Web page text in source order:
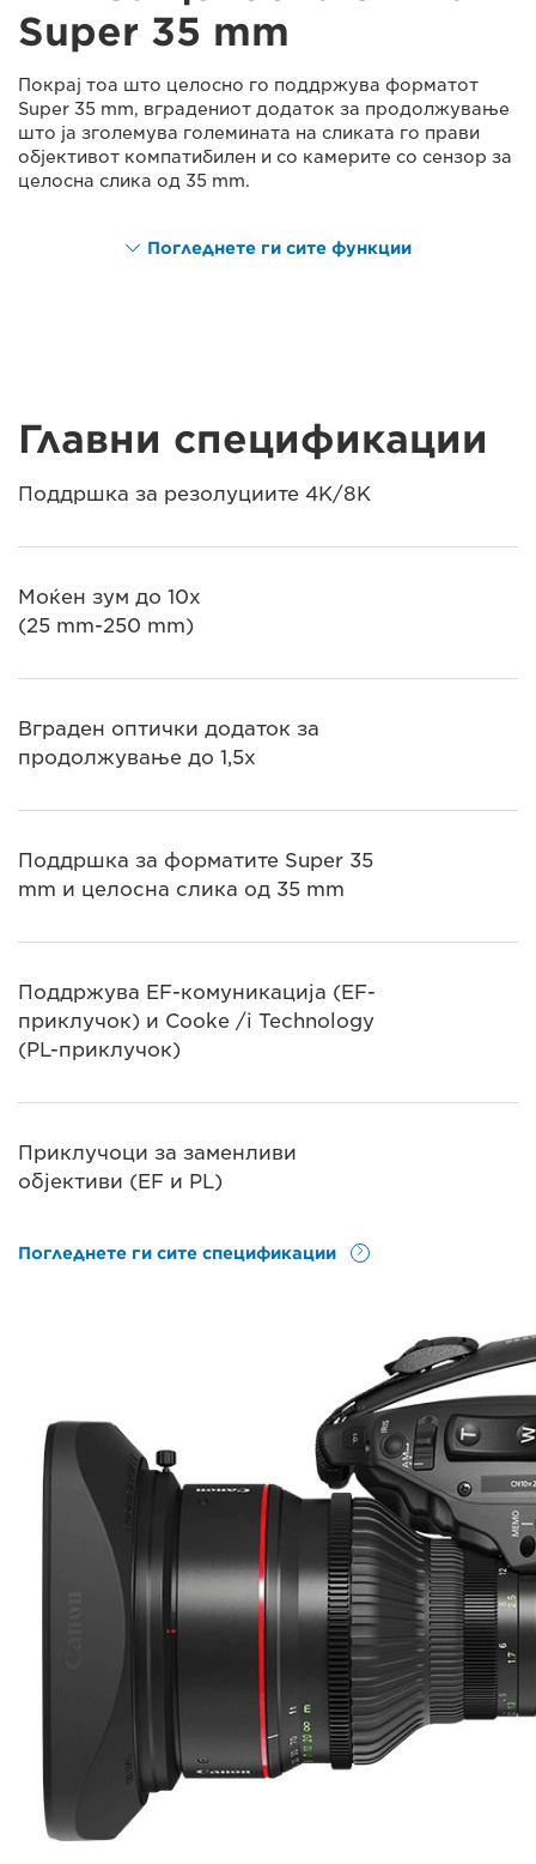
Super 35 mm
Покрај тоа што целосно го поддржува форматот
Super 35 mm, вградениот додаток за продолжување
што ја зголемува големината на сликата го прави
објективот компатибилен и со камерите со сензор за
целосна слика од 35 mm.
Погледнете ги сите функции
Главни спецификации
Поддршка за резолуциите 4K/8K
Моќен зум до 10x
(25 mm-250 mm)
Вграден оптички додаток за
продолжување до 1,5x
Поддршка за форматите Super 35
mm и целосна слика од 35 mm
Поддржува EF-комуникација (EF-
приклучок) и Cooke /i Technology
(PL-приклучок)
Приклучоци за заменливи
објективи (EF и PL)
Погледнете ги сите спецификации